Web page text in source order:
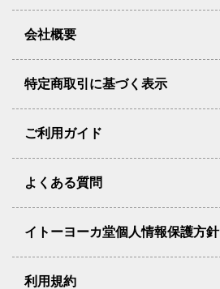
会社概要
特定商取引に基づく表示
ご利用ガイド
よくある質問
イトーヨーカ堂個人情報保護方針
利用規約